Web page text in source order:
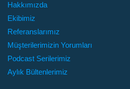
Hakkımızda
Ekibimiz
Referanslarımız
Müşterilerimizin Yorumları
Podcast Serilerimiz
Aylık Bültenlerimiz